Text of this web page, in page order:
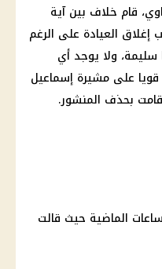
قام خلاف بينآية
العيادة على الرغم
سليمة، ولا يوجد أي
على مشيرة إسماعيل
بحذف المنشور.
الماضية حيث قالت